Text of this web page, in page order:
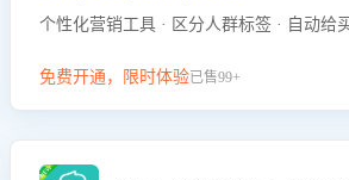
个性化营销工具 · 区分人群标签 · 自动给
免费开通，限时体验已售99+